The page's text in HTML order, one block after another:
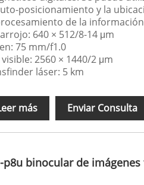
posicionamiento y la
de la
640 × 512/8-14 μm
75 mm/f1.0
visible: 2560 × 1440/2 μm
láser: 5 km
más Enviar Consulta
p8u binocular de